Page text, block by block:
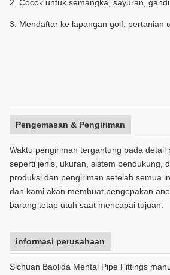
2. Cocok untuk semangka, sayuran,
3. Mendaftar ke lapangan golf, pertanian
Pengemasan & Pengiriman
Waktu pengiriman tergantung pada detail
seperti jenis, ukuran, sistem pendukung,
produksi dan pengiriman setelah semua
dan kami akan membuat pengepakan
barang tetap utuh saat mencapai tujuan.
informasi perusahaan
Sichuan Baolida Mental Pipe Fittings